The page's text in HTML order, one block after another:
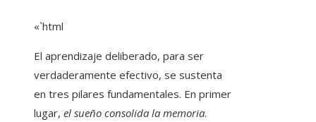
«`html
El aprendizaje deliberado, para ser
verdaderamente efectivo, se sustenta
en tres pilares fundamentales. En primer
lugar, el sueño consolida la memoria.